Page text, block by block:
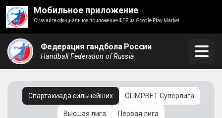
Мобильное приложение
Скачайте официальное приложение ФГР из Google Play Market
Федерация гандбола России
Handball Federation of Russia
Спартакиада сильнейших OLIMPBET Суперлига
Высшая лига Первая лига